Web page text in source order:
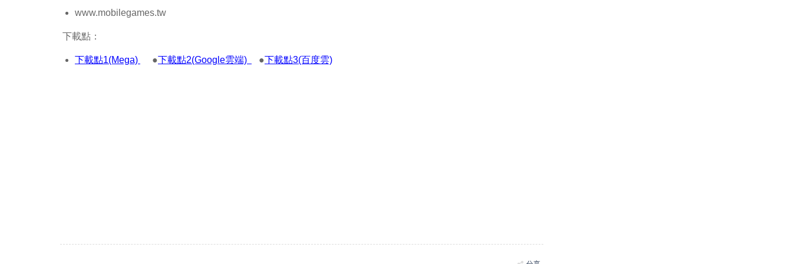
www.mobilegames.tw
下載點：
下載點1(Mega) ●下載點2(Google雲端) ●下載點3(百度雲)